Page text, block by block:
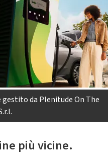
da Plenitude On The
più vicine.